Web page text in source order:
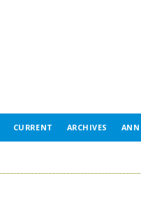
CURRENT ARCHIVES